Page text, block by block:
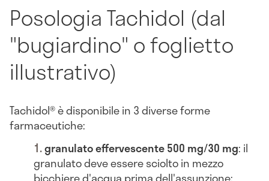
Posologia Tachidol (dal
"bugiardino" o foglietto
illustrativo)
Tachidol® è disponibile in 3 diverse forme
farmaceutiche:
granulato effervescente 500 mg/30 mg: il
granulato deve essere sciolto in mezzo